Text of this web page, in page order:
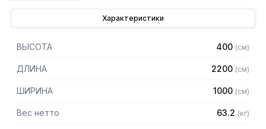
капли жира, которые в противном случае оседали бы на
защищает сотрудников горячего цеха.
Особенности:
— Бескаркасный
Характеристики
ВЫСОТА 400 (см)
ДЛИНА 2200 (см)
ШИРИНА 1000 (см)
Вес нетто 63.2 (кг)